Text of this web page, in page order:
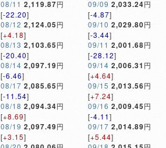
08/11 2,119.87円
[-22.20]
08/12 2,124.05円
[+4.18]
08/13 2,103.65円
[-20.40]
08/14 2,097.19円
[-6.46]
08/17 2,085.65円
[-11.54]
08/18 2,094.34円
[+8.69]
08/19 2,097.49円
[+3.15]
09/09 2,033.24円
[-4.87]
09/10 2,029.80円
[-3.44]
09/11 2,001.68円
[-28.12]
09/14 2,006.31 円
[+4.64]
09/15 2,013.56円
[+7.24]
09/16 2,009.45円
[-4.11]
09/17 2,014.89円
[+5.44]